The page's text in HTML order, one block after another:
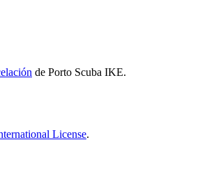
de Porto Scuba IKE.
License.